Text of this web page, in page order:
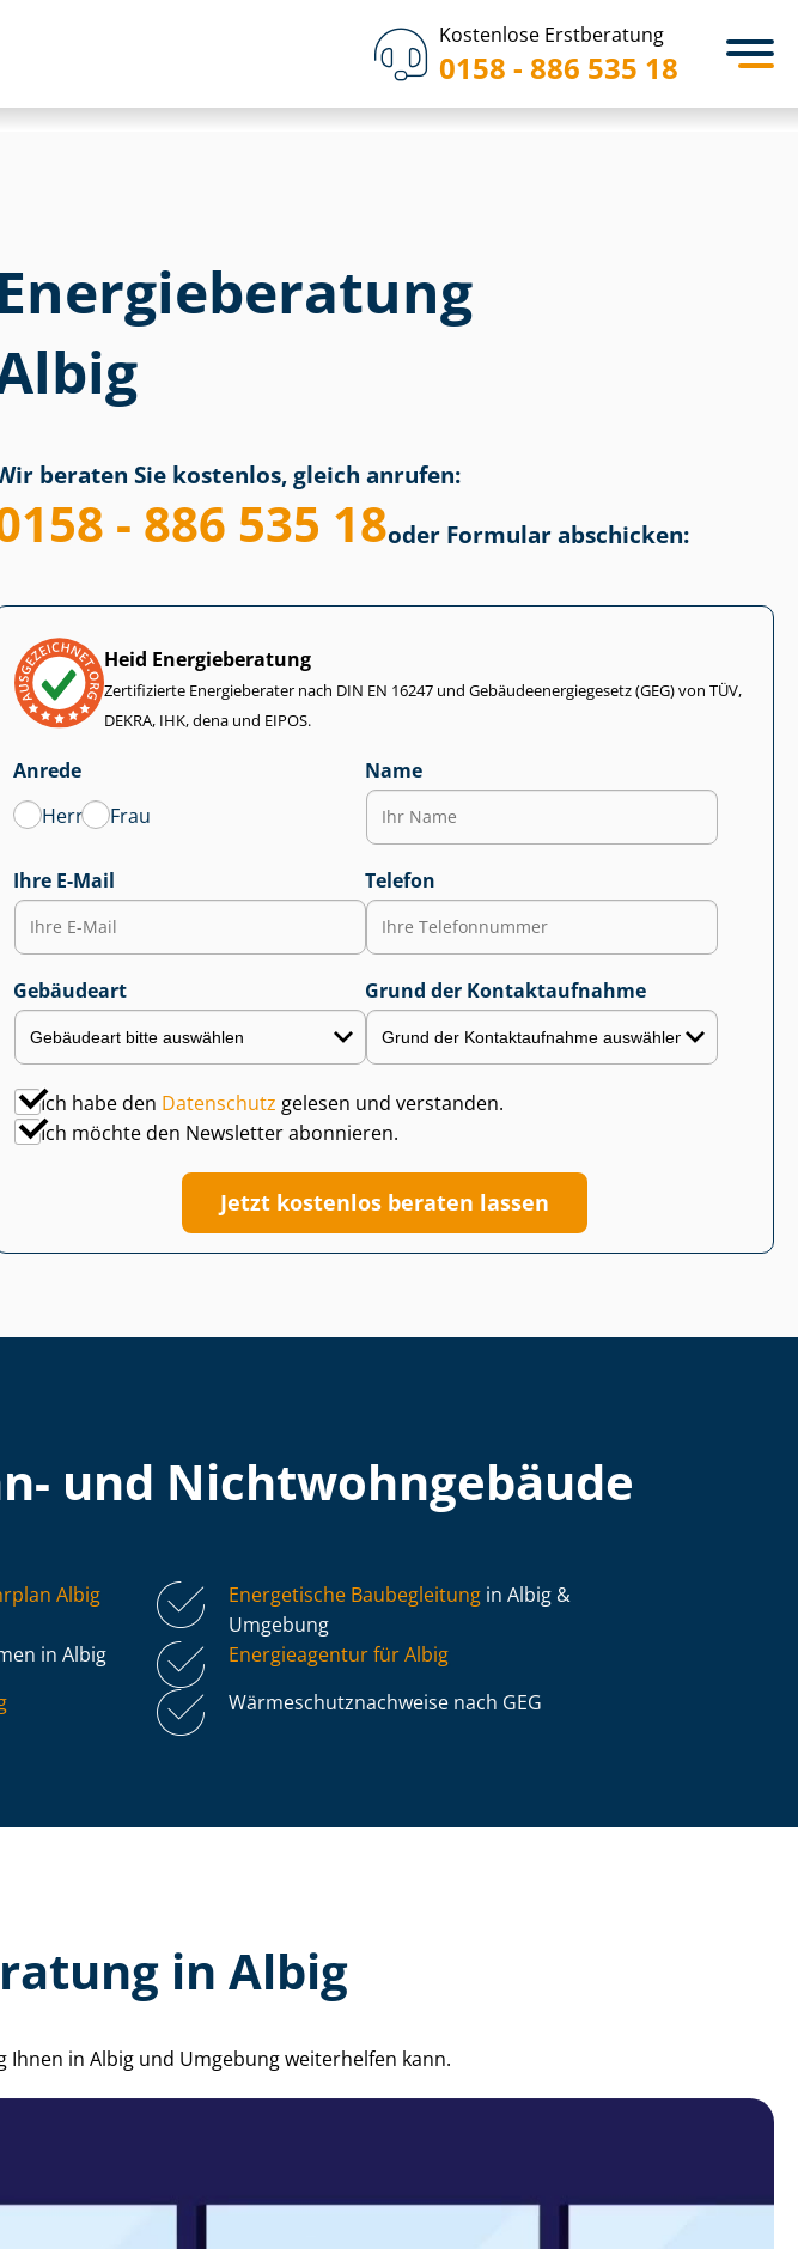
Kostenlose Erstberatung
0158 - 886 535 18
Energieberatung
beraten Sie kostenlos, gleich anrufen:
- 886 535 18oder Formular abschicken:
Heid Energieberatung
Zertifizierte Energieberater nach DIN EN 16247 und Ge­bäu­de­en­er­gie­ge­setz (GEG) von TÜV,
DEKRA, IHK, dena und EIPOS.
Anrede
Herr
Frau
Name
Ihre E-Mail Telefon
Gebäudeart Grund der Kontaktaufnahme
Ich habe den Datenschutz gelesen und verstanden.
Ich möchte den Newsletter abonnieren.
Jetzt kostenlos beraten lassen
und Nicht­wohn­ge­bäu­de
Albig Energetische Baubegleitung in Albig &
Umgebung
in Albig
Energieagentur für Albig
Wär­me­schutz­nach­wei­se nach GEG
in Albig
Ihnen in Albig und Umgebung weiterhelfen kann.